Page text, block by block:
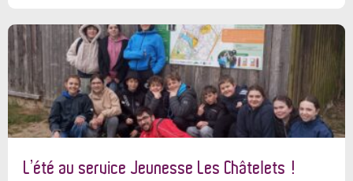
L’été au service Jeunesse Les Châtelets !